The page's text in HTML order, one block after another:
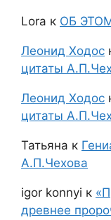
Lora к ОБ
Леонид Ходос
цитаты
Леонид Ходос
цитаты
Татьяна к
А.П.Чехова
igor konnyi к
древнее